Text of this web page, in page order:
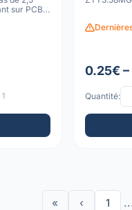
sur PCB,
0.25€
Quantité:
« ‹ 1